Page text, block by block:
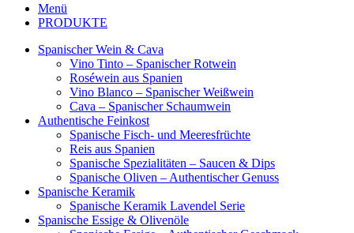
Menü
PRODUKTE
Spanischer Wein & Cava
Vino Tinto – Spanischer Rotwein
Roséwein aus Spanien
Vino Blanco – Spanischer Weißwein
Cava – Spanischer Schaumwein
Authentische Feinkost
Spanische Fisch- und Meeresfrüchte
Reis aus Spanien
Spanische Spezialitäten – Saucen & Dips
Spanische Oliven – Authentischer Genuss
Spanische Keramik
Spanische Keramik Lavendel Serie
Spanische Essige & Olivenöle